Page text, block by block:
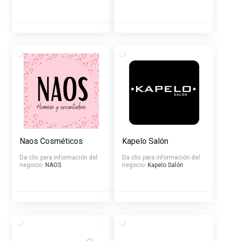
Naos Cosméticos
Da clic para información del
negocio: NAOS
Kapelo Salón
Da clic para información del
negocio: Kapelo Salón